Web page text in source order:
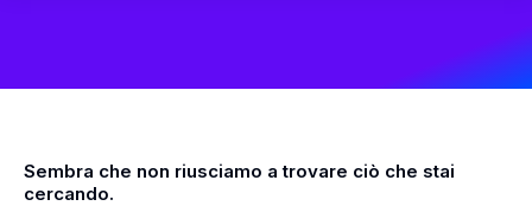
Sembra che non riusciamo a trovare ciò che stai
cercando.